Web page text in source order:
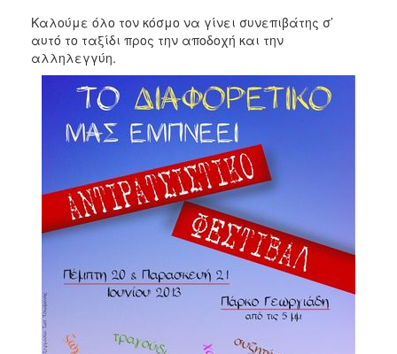
(Κ.Η.Φ.Η.)
Κ.Δ.Α.Π.Α.μεΑ.
Αδειοδότηση
Έλεγχος
Βρεφονηπιακών
Σταθμών
Δημοτικό
Ιατρείο
Ξενώνας
Φιλοξενίας
Κέντρο
Κοινότητας
Κοινωνικό
Φαρμακείο
Καλούμε όλο τον κόσμο να γίνει συνεπιβάτης σ’
αυτό το ταξίδι προς την αποδοχή και την
αλληλεγγύη.